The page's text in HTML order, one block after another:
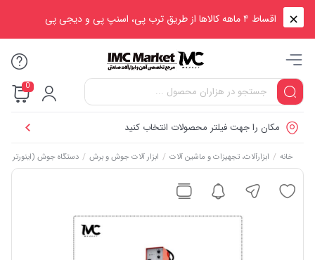
اقساط ۴ ماهه کالاها از طریق ترب پی، اسنپ پی و دیجی پی
0
مکان را جهت فیلتر محصولات انتخاب کنید
خانه / ابزارآلات، تجهیزات و ماشین آلات / ابزار آلات جوش و برش / دستگاه جوش (اینورتر